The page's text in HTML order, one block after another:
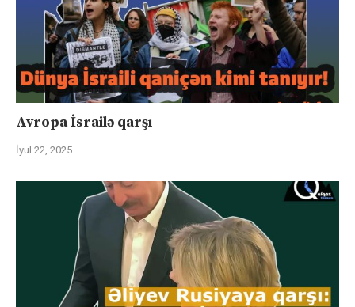
Avropa İsrailə qarşı
İyul 22, 2025